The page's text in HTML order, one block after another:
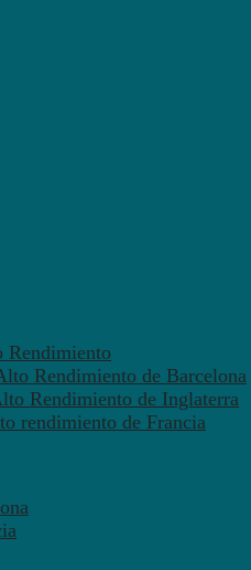
Rendimiento
Rendimiento de Barcelona
Rendimiento de Inglaterra
rendimiento de Francia